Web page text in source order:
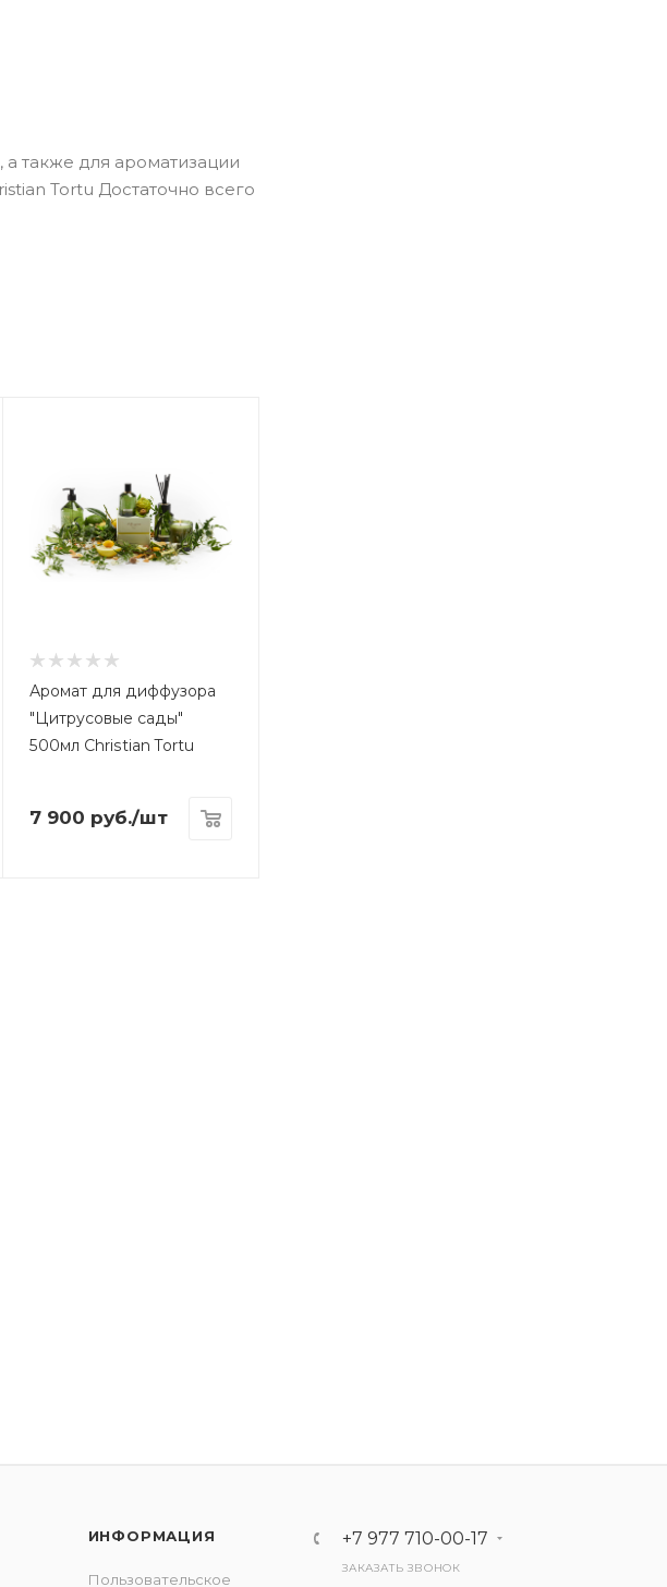
также для ароматизации
Tortu Достаточно всего
Аромат для диффузора
"Цитрусовые сады"
500мл Christian Tortu
7 900 руб./шт
ИНФОРМАЦИЯ
Пользовательское
+7 977 710-00-17
ЗАКАЗАТЬ ЗВОНОК